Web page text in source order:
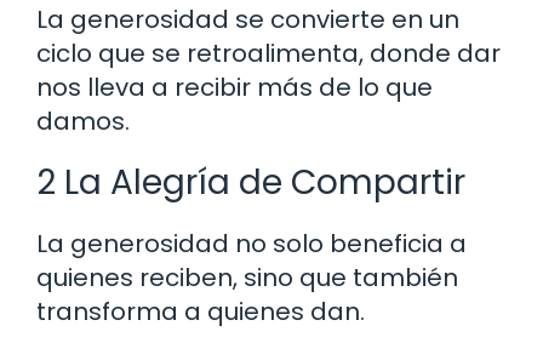
La generosidad se convierte en un
ciclo que se retroalimenta, donde dar
nos lleva a recibir más de lo que
damos.
2 La Alegría de Compartir
La generosidad no solo beneficia a
quienes reciben, sino que también
transforma a quienes dan.